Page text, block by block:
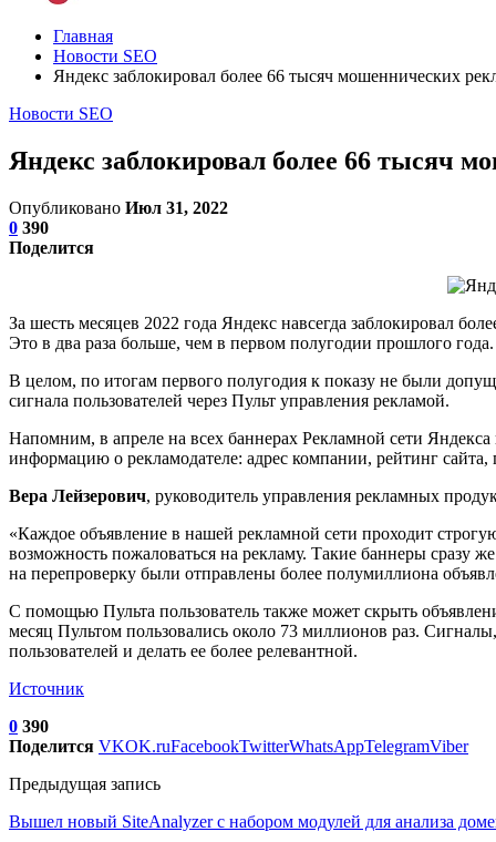
Главная
Новости SEO
Яндекс заблокировал более 66 тысяч мошеннических
Новости SEO
Яндекс заблокировал более 66 тысяч
Опубликовано Июл 31, 2022
0 390
Поделится
За шесть месяцев 2022 года Яндекс навсегда заблокировал
Это в два раза больше, чем в первом полугодии прошлого
В целом, по итогам первого полугодия к показу не были
сигнала пользователей через Пульт управления рекламой.
Напомним, в апреле на всех баннерах Рекламной сети
информацию о рекламодателе: адрес компании, рейтинг
Вера Лейзерович, руководитель управления рекламных
«Каждое объявление в нашей рекламной сети проходит
возможность пожаловаться на рекламу. Такие баннеры сразу
на перепроверку были отправлены более полумиллиона
С помощью Пульта пользователь также может скрыть
месяц Пультом пользовались около 73 миллионов раз.
пользователей и делать ее более релевантной.
Источник
0 390
Поделится VKOK.ruFacebookTwitterWhatsAppTelegramViber
Предыдущая запись
Вышел новый SiteAnalyzer с набором модулей для анализа